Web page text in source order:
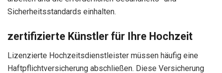
Sicherheitsstandards einhalten.
zertifizierte Künstler für Ihre Hochzeit
Lizenzierte Hochzeitsdienstleister müssen häufig eine
Haftpflichtversicherung abschließen. Diese Versicherung